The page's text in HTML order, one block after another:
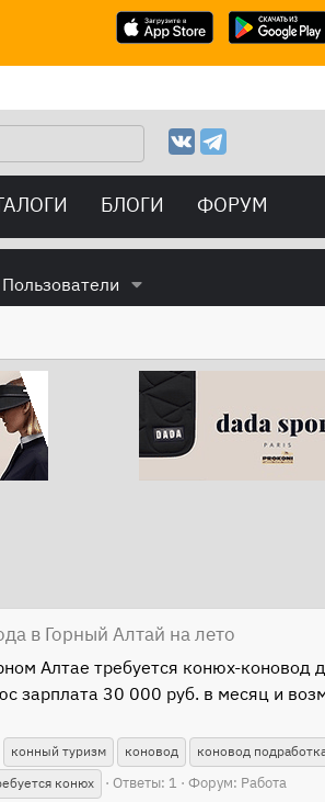
БЛОГИ ФОРУМ
Пользователи
в Горный Алтай на лето
Алтае требуется конюх-
зарплата 30 000 руб. в месяц и
конный туризм коновод коновод
конюх Ответы: 1 Форум: Работа